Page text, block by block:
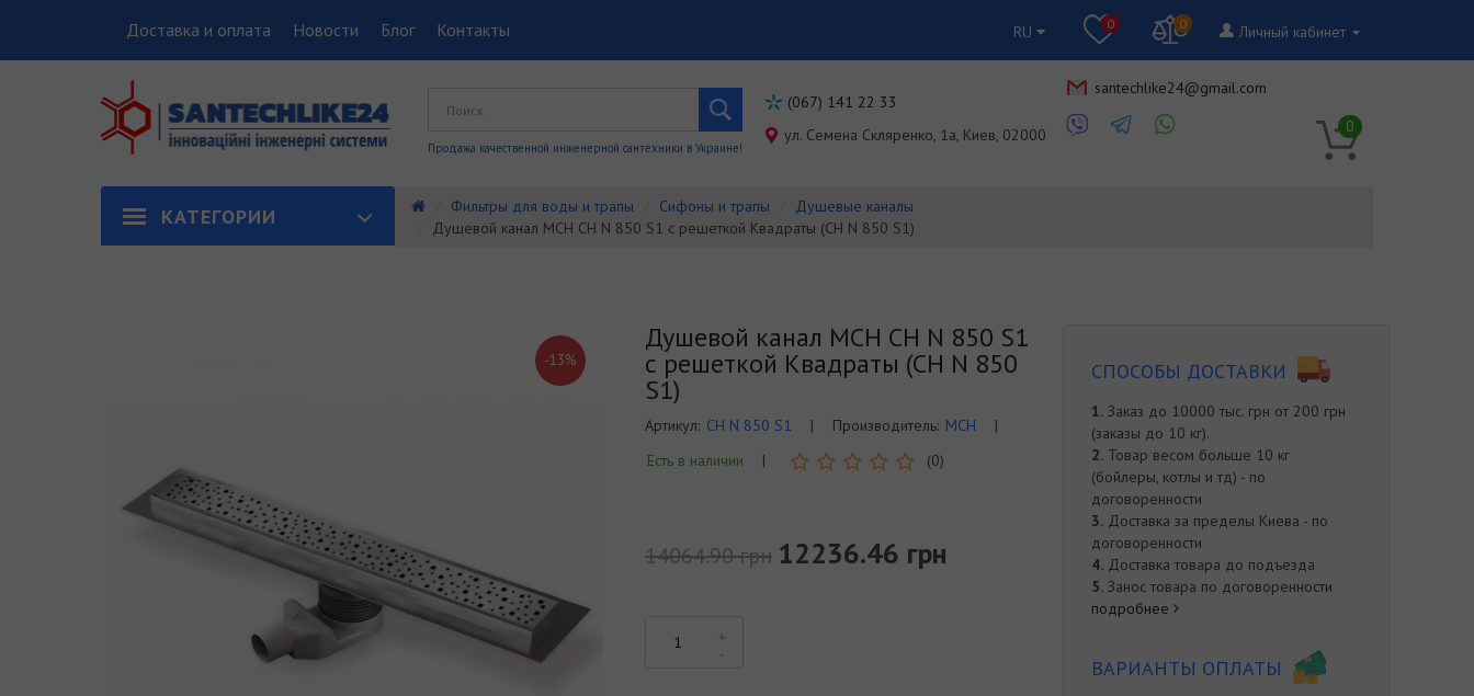
Доставка и оплата Новости Блог Контакты RU 0 0 Личный кабинет
Продажа качественной инженерной сантехники в Украине!
(067) 141 22 33
ул. Семена Скляренко, 1a, Киев, 02000
santechlike24@gmail.com
0
КАТЕГОРИИ Фильтры для воды и трапы Сифоны и трапы
Душевые каналы
Душевой канал MCH CH N 850 S1 с решеткой Квадраты (CH N 850 S1)
-13%
Душевой канал MCH CH N 850 S1
с решеткой Квадраты (CH N 850
S1)
Артикул: CH N 850 S1 | Производитель: MCH
|
Есть в наличии
| (0)
14064.90 грн 12236.46 грн
СПОСОБЫ ДОСТАВКИ
1. Заказ до 10000 тыс. грн от 200 грн
(заказы до 10 кг).
2. Товар весом больше 10 кг
(бойлеры, котлы и тд) - по
договоренности
3. Доставка за пределы Киева - по
договоренности
4. Доставка товара до подъезда
5. Занос товара по договоренности
подробнее
ВАРИАНТЫ ОПЛАТЫ